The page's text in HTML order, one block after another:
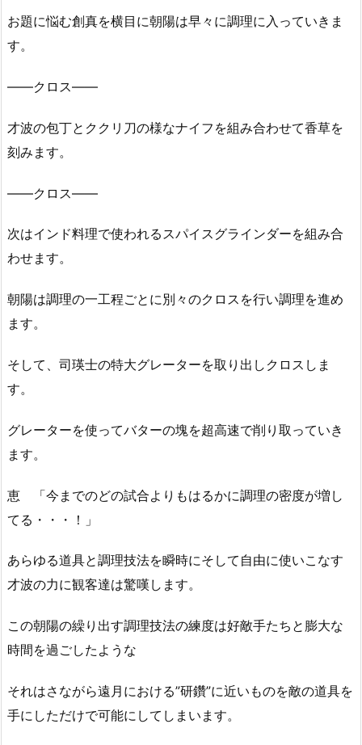
お題に悩む創真を横目に朝陽は早々に調理に入っていきま
す。
――クロス――
才波の包丁とククリ刀の様なナイフを組み合わせて香草を
刻みます。
――クロス――
次はインド料理で使われるスパイスグラインダーを組み合
わせます。
朝陽は調理の一工程ごとに別々のクロスを行い調理を進め
ます。
そして、司瑛士の特大グレーターを取り出しクロスしま
す。
グレーターを使ってバターの塊を超高速で削り取っていき
ます。
恵 「今までのどの試合よりもはるかに調理の密度が増し
てる・・・！」
あらゆる道具と調理技法を瞬時にそして自由に使いこなす
才波の力に観客達は驚嘆します。
この朝陽の繰り出す調理技法の練度は好敵手たちと膨大な
時間を過ごしたような
それはさながら遠月における”研鑽”に近いものを敵の道具を
手にしただけで可能にしてしまいます。